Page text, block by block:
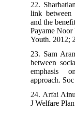
22.
link
and the
Payame
Youth.
23. Sam
between
emphasis
approach.
24. Arfai
J Welfare